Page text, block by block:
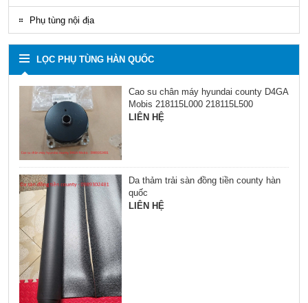
Phụ tùng nội địa
LỌC PHỤ TÙNG HÀN QUỐC
Cao su chân máy hyundai county D4GA
Mobis 218115L000 218115L500
LIÊN HỆ
Da thảm trải sàn đồng tiền county hàn
quốc
LIÊN HỆ